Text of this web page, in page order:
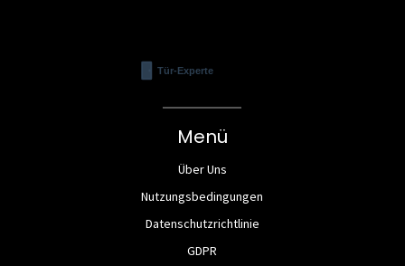
Menü
Über Uns
Nutzungsbedingungen
Datenschutzrichtlinie
GDPR